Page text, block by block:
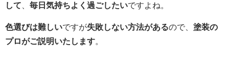
して
毎日気持ちよく過ごしたいですよね。
色選びは難しいですが失敗しない方法があるので、 塗装の
プロがご説明いたします。